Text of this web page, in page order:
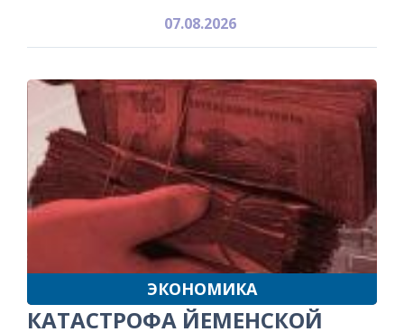
07.08.2026
ЭКОНОМИКА
КАТАСТРОФА ЙЕМЕНСКОЙ